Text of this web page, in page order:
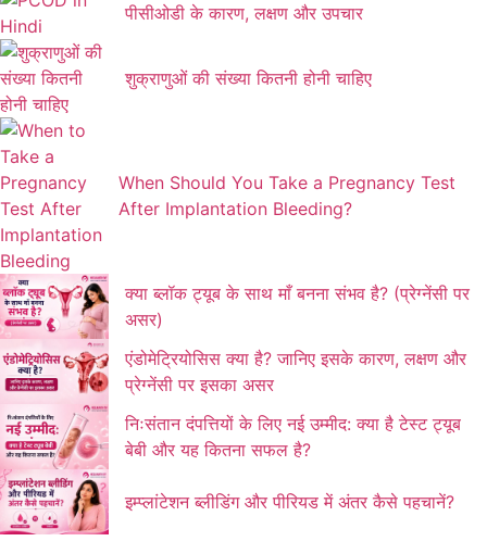
पीसीओडी के कारण, लक्षण और उपचार
शुक्राणुओं की संख्या कितनी होनी चाहिए
When Should You Take a Pregnancy Test
After Implantation Bleeding?
क्या ब्लॉक ट्यूब के साथ माँ बनना संभव है? (प्रेग्नेंसी पर
असर)
एंडोमेट्रियोसिस क्या है? जानिए इसके कारण, लक्षण और
प्रेग्नेंसी पर इसका असर
निःसंतान दंपत्तियों के लिए नई उम्मीद: क्या है टेस्ट ट्यूब
बेबी और यह कितना सफल है?
इम्प्लांटेशन ब्लीडिंग और पीरियड में अंतर कैसे पहचानें?